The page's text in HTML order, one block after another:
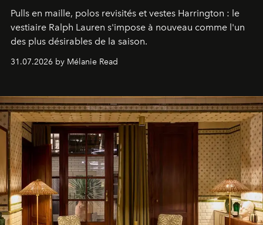
Pulls en maille, polos revisités et vestes Harrington : le
vestiaire Ralph Lauren s'impose à nouveau comme l'un
des plus désirables de la saison.
31.07.2026 by Mélanie Read